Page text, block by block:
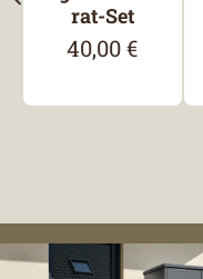
rat-Set
Regulärer Preis:
40,00 €